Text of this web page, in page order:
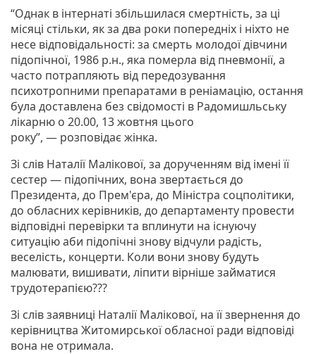
“Однак в інтернаті збільшилася смертність, за ці
місяці стільки, як за два роки попередніх і ніхто не
несе відповідальності: за смерть молодої дівчини
підопічної, 1986 р.н., яка померла від пневмонії, а
часто потрапляють від передозування
психотропними препаратами в реніамацію, остання
була доставлена без свідомості в Радомишльську
лікарню о 20.00, 13 жовтня цього
року”, — розповідає жінка.
Зі слів Наталії Малікової, за дорученням від імені її
сестер — підопічних, вона звертається до
Президента, до Прем'єра, до Міністра соцполітики,
до обласних керівників, до департаменту провести
відповідні перевірки та вплинути на існуючу
ситуацію аби підопічні знову відчули радість,
веселість, концерти. Коли вони знову будуть
малювати, вишивати, ліпити вірніше займатися
трудотерапією???
Зі слів заявниці Наталії Малікової, на її звернення до
керівництва Житомирської обласної ради відповіді
вона не отримала.